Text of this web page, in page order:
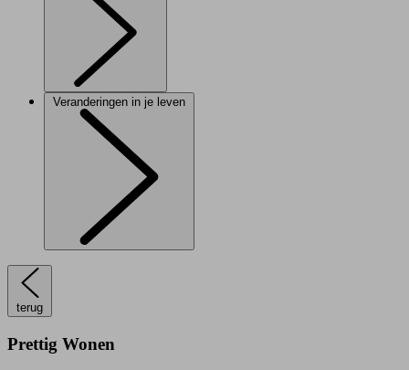
Veranderingen in je leven
terug
Prettig Wonen